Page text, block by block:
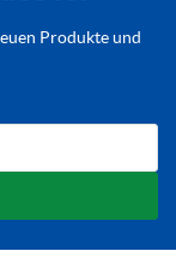
Produkte und